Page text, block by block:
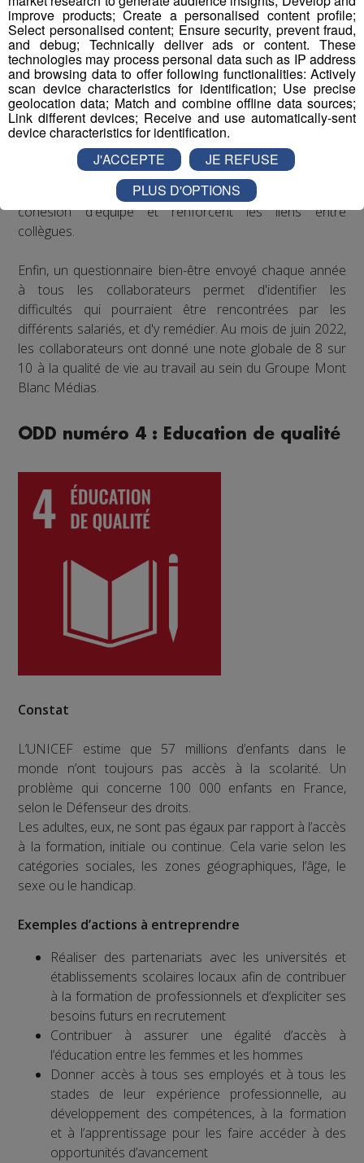
Concernant le bien-être au travail, le Groupe Mont Blanc
Médias organise depuis plusieurs années des
séminaires d’entreprise qui permettent à ses
collaborateurs de partager des moments conviviaux qui
sortent du cadre formel du travail. De plus, il est
régulièrement proposé aux salariés de participer à des
événements festifs (rencontres sportives avec les clubs
partenaires comme les Pionniers de Chamonix ou le FC
Annecy, festivals de musique...) qui accroissent la
cohésion d'équipe et renforcent les liens entre
collègues.
Enfin, un questionnaire bien-être envoyé chaque année
à tous les collaborateurs permet d'identifier les
difficultés qui pourraient être rencontrées par les
différents salariés, et d'y remédier. Au mois de juin 2022,
les collaborateurs ont donné une note globale de 8 sur
10 à la qualité de vie au travail au sein du Groupe Mont
Blanc Médias.
ODD numéro 4 : Education de qualité
Constat
L’UNICEF estime que 57 millions d’enfants dans le
monde n’ont toujours pas accès à la scolarité. Un
problème qui concerne 100 000 enfants en France,
selon le Défenseur des droits.
Les adultes, eux, ne sont pas égaux par rapport à l’accès
à la formation, initiale ou continue. Cela varie selon les
catégories sociales, les zones géographiques, l’âge, le
sexe ou le handicap.
Exemples d’actions à entreprendre
Réaliser des partenariats avec les universités et
établissements scolaires locaux afin de contribuer
à la formation de professionnels et d’expliciter ses
besoins futurs en recrutement
Contribuer à assurer une égalité d’accès à
l’éducation entre les femmes et les hommes
Donner accès à tous ses employés et à tous les
stades de leur expérience professionnelle, au
développement des compétences, à la formation
et à l’apprentissage pour les faire accéder à des
opportunités d’avancement
improve products; Create a personalised content profile;
Select personalised content; Ensure security, prevent fraud,
and debug; Technically deliver ads or content. These
technologies may process personal data such as IP address
and browsing data to offer following functionalities: Actively
scan device characteristics for identification; Use precise
geolocation data; Match and combine offline data sources;
Link different devices; Receive and use automatically-sent
device characteristics for identification.
J'ACCEPTE
JE REFUSE
PLUS D'OPTIONS